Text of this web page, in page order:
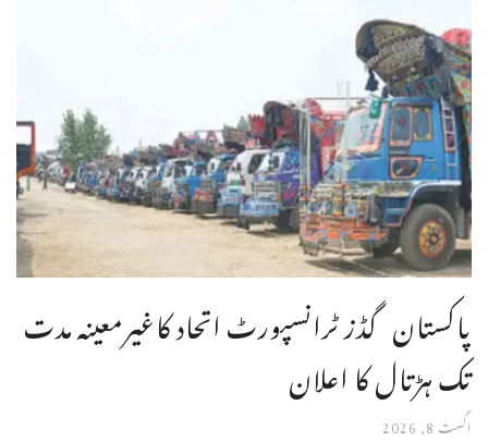
پاکستان گڈز ٹرانسپورٹ اتحاد کاغیرمعینہ مدت
تک ہڑتال کا اعلان
اگست 8, 2026